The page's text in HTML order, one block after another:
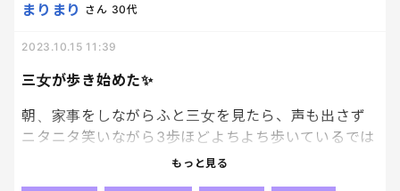
三女が歩き始めた✨
まりまり さん 30代
2023.10.15 11:39
朝、家事をしながらふと三女を見たら、声も出さず
ニタニタ笑いながら3歩ほどよちよち歩いているでは
ないか！！！人生の凄い瞬間なんだからもっとアピ
もっと見る